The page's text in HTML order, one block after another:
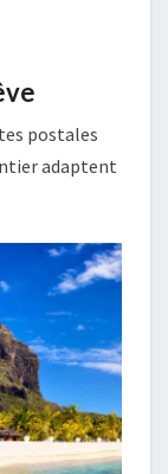
postales
adaptent